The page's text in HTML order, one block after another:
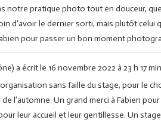
notre pratique photo tout en douceur,
d'avoir le dernier sorti, mais plutôt celui
pour passer un bon moment
a écrit le 16 novembre 2022 à 23 h 17 min
sans faille du stage, pour le
l’automne. Un grand merci à Fabien
leur accueil et leur gentillesse. Un